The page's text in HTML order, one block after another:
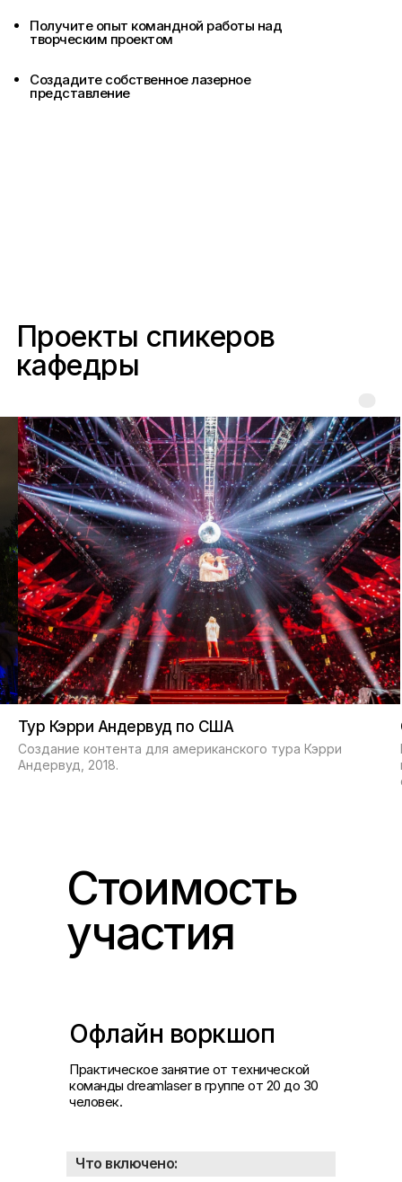
Получите опыт командной работы над
творческим проектом
Создадите собственное лазерное
представление
Проекты спикеров
кафедры
Тур Кэрри Андервуд по США
Создание контента для американского тура Кэрри
Андервуд, 2018.
Что включено:
Cтоимость
участия
Практическое занятие от технической
команды dreamlaser в группе от 20 до 30
человек.
Офлайн воркшоп